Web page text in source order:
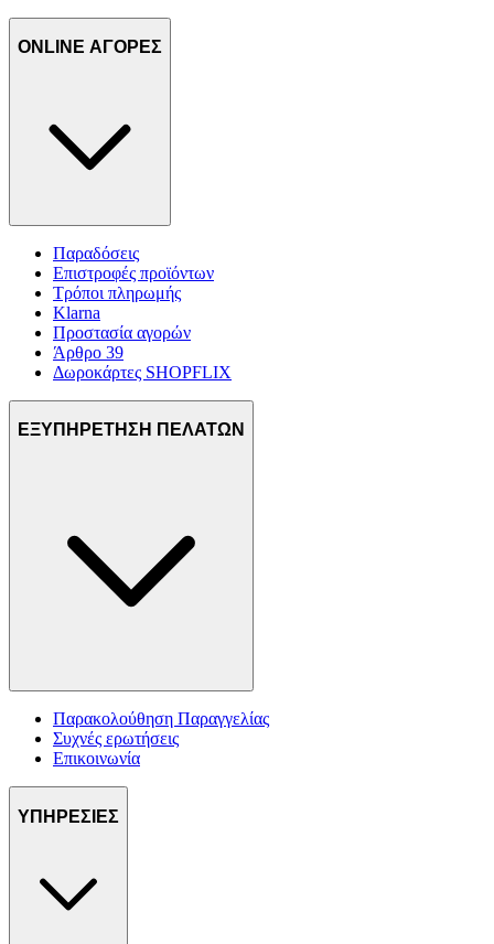
ONLINE ΑΓΟΡΕΣ
Παραδόσεις
Επιστροφές προϊόντων
Τρόποι πληρωμής
Klarna
Προστασία αγορών
Άρθρο 39
Δωροκάρτες SHOPFLIX
ΕΞΥΠΗΡΕΤΗΣΗ ΠΕΛΑΤΩΝ
Παρακολούθηση Παραγγελίας
Συχνές ερωτήσεις
Επικοινωνία
ΥΠΗΡΕΣΙΕΣ